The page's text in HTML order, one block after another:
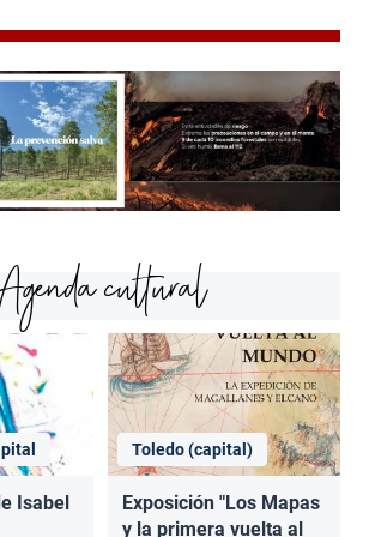
cultural
Isabel
Toledo (capital)
Exposición "Los Mapas
y la primera vuelta al